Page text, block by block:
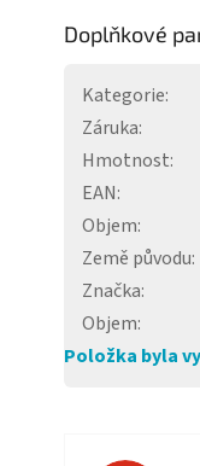
Doplňkové
Kategorie:
Záruka:
Hmotnost:
EAN:
Objem:
Země původu:
Značka:
Objem:
Položka byla